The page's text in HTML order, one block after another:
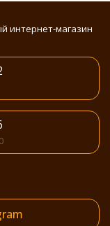
интернет-магазин